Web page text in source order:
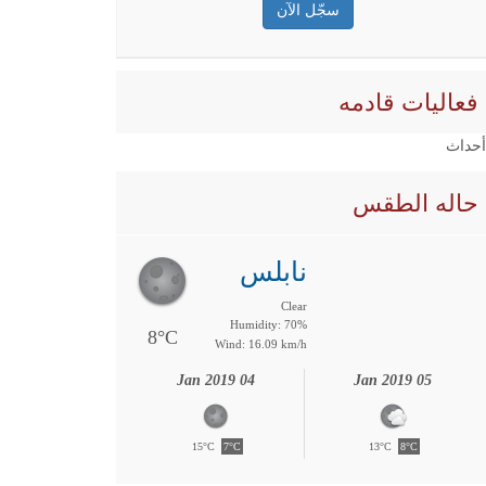
فعاليات قادمه
أحداث
حاله الطقس
8°C
نابلس
Clear
Humidity: 70%
Wind: 16.09 km/h
04 Jan 2019
15°C 7°C
05 Jan 2019
13°C 8°C